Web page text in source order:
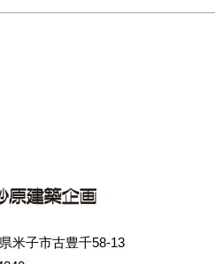
米子市古豊千58-13